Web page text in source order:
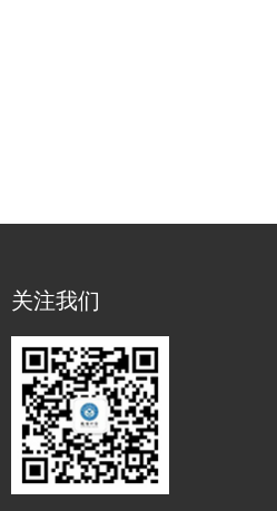
关注我们